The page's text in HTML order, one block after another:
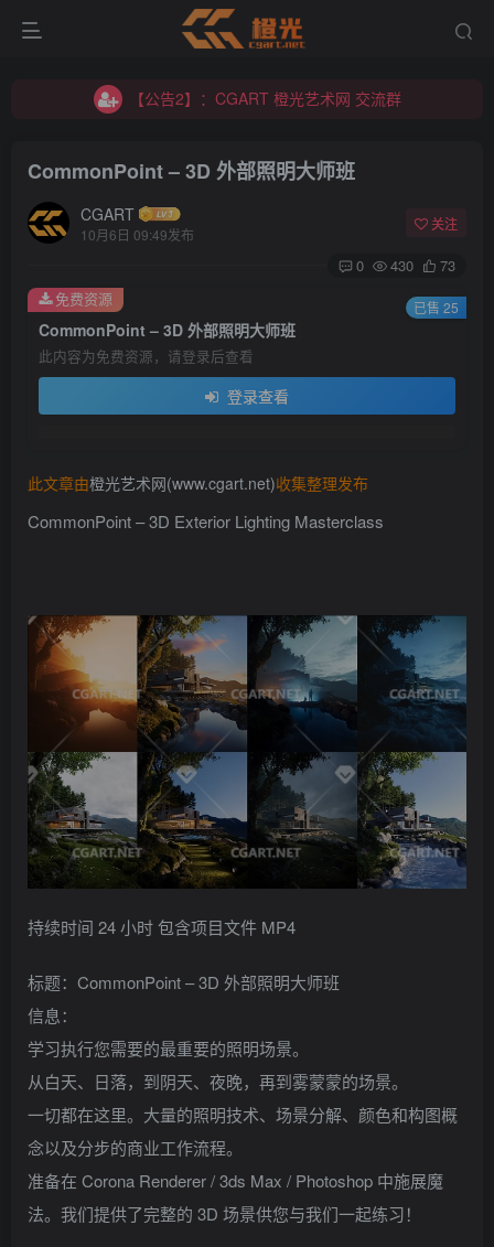
【公告2】：CGART 橙光艺术网 交流群
【公告2】：CGART 橙光艺术网 交流群
CommonPoint – 3D 外部照明大师班
CGART
10月6日 09:49发布
关注
0 430 73
CommonPoint – 3D 外部照明大师班
此内容为免费资源，请登录后查看
登录查看
免费资源 已售 25
此文章由橙光艺术网(www.cgart.net)收集整理发布
CommonPoint – 3D Exterior Lighting Masterclass
持续时间 24 小时 包含项目文件 MP4
标题：CommonPoint – 3D 外部照明大师班
信息：
学习执行您需要的最重要的照明场景。
从白天、日落，到阴天、夜晚，再到雾蒙蒙的场景。
一切都在这里。大量的照明技术、场景分解、颜色和构图概
念以及分步的商业工作流程。
准备在 Corona Renderer / 3ds Max / Photoshop 中施展魔
法。我们提供了完整的 3D 场景供您与我们一起练习！
登录
没有账号？立即注册
登录密码
记住登录 找回密码
社交账号登录
QQ登录